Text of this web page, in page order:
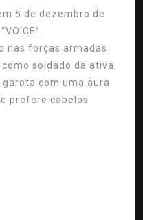
5 de dezembro de
nas forças armadas
soldado da ativa.
com uma aura
prefere cabelos